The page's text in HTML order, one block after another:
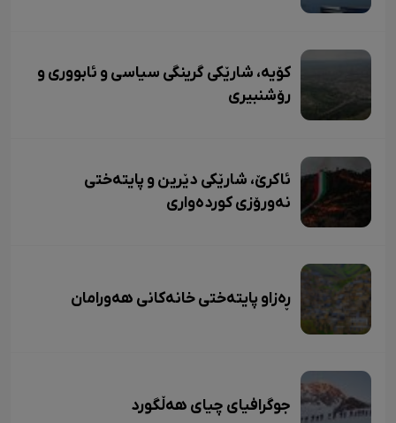
کۆیە، شارێکی گرینگی سیاسی و ئابووری و
رۆشنبیری
ئاکرێ، شارێکی دێرین و پایتەختی
نەورۆزی کوردەواری
ڕەزاو پایتەختی خانەکانی هەورامان
جوگرافیای چیای هەڵگورد